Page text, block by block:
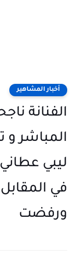
أخبار المشاهير
الفنانة
المباشر
ليبي
في
ورفضت